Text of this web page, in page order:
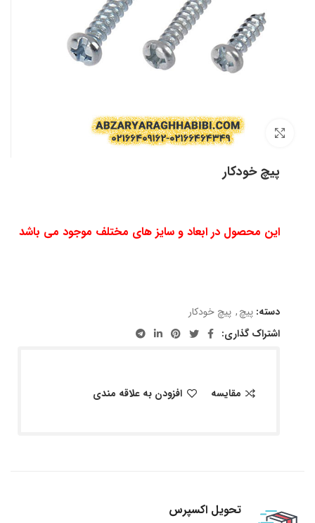
بزرگنمایی تصویر
پیچ خودکار
این محصول در ابعاد و سایز های مختلف موجود می باشد
دسته: پیچ, پیچ خودکار
اشتراک گذاری:
مقایسه افزودن به علاقه مندی
تحویل اکسپرس